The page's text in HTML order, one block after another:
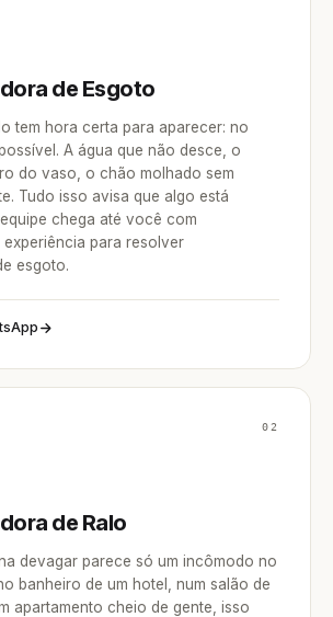
de Esgoto
tem hora certa para aparecer: no
A água que não desce, o
do vaso, o chão molhado sem
Tudo isso avisa que algo está
chega até você com
experiência para resolver
esgoto.
02
de Ralo
devagar parece só um incômodo no
banheiro de um hotel, num salão de
apartamento cheio de gente, isso